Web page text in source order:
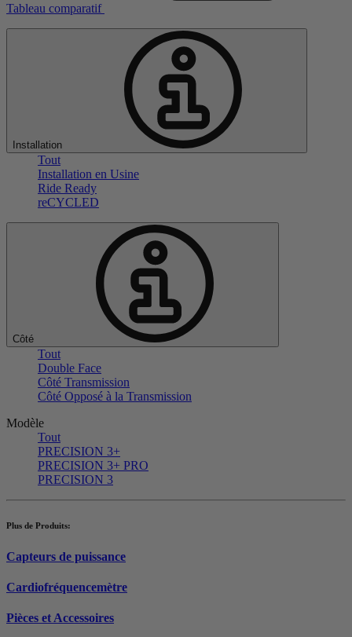
Tableau comparatif
Installation
Tout
Installation en Usine
Ride Ready
reCYCLED
Côté
Tout
Double Face
Côté Transmission
Côté Opposé à la Transmission
Modèle
Tout
PRECISION 3+
PRECISION 3+ PRO
PRECISION 3
Plus de Produits:
Capteurs de puissance
Cardiofréquencemètre
Pièces et Accessoires